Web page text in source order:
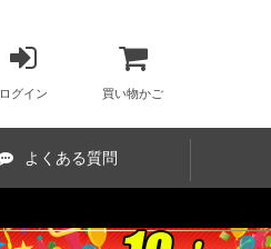
ログイン 買い物かご
よくある質問